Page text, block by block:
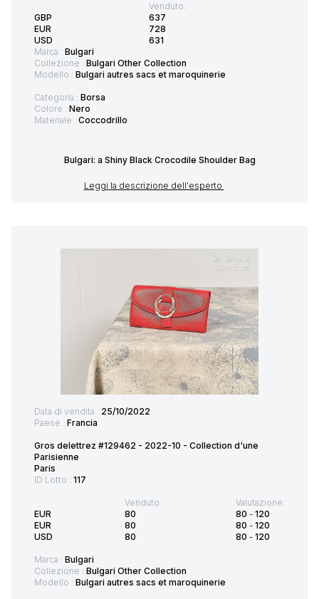
GBP
EUR
USD
Venduto:
637
728
631
Marca : Bulgari
Collezione : Bulgari Other Collection
Modello : Bulgari autres sacs et maroquinerie
Categoria : Borsa
Colore : Nero
Materiale : Coccodrillo
Bulgari: a Shiny Black Crocodile Shoulder Bag
Leggi la descrizione dell'esperto
Data di vendita : 25/10/2022
Paese : Francia
Gros delettrez #129462 - 2022-10 - Collection d'une
Parisienne
Paris
ID Lotto : 117
EUR
EUR
USD
Venduto:
80
80
80
Valutazione:
80 - 120
80 - 120
80 - 120
Marca : Bulgari
Collezione : Bulgari Other Collection
Modello : Bulgari autres sacs et maroquinerie